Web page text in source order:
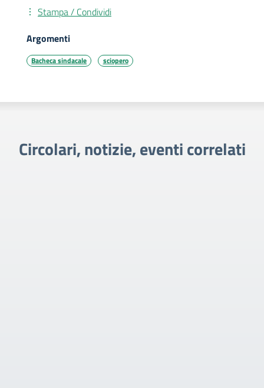
Stampa / Condividi
Argomenti
Bacheca sindacale sciopero
Circolari, notizie, eventi correlati